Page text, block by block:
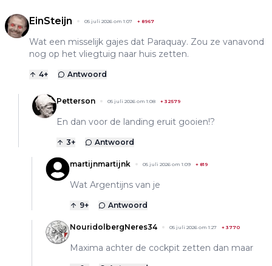
EinSteijn 05 juli 2026 om 1:07 + 8967
Wat een misselijk gajes dat Paraquay. Zou ze vanavond
nog op het vliegtuig naar huis zetten.
4+ Antwoord
Petterson 05 juli 2026 om 1:08 + 32579
En dan voor de landing eruit gooien!?
3+ Antwoord
martijnmartijnk 05 juli 2026 om 1:09 + 819
Wat Argentijns van je
9+ Antwoord
NouridolbergNeres34 05 juli 2026 om 1:27 + 3770
Maxima achter de cockpit zetten dan maar